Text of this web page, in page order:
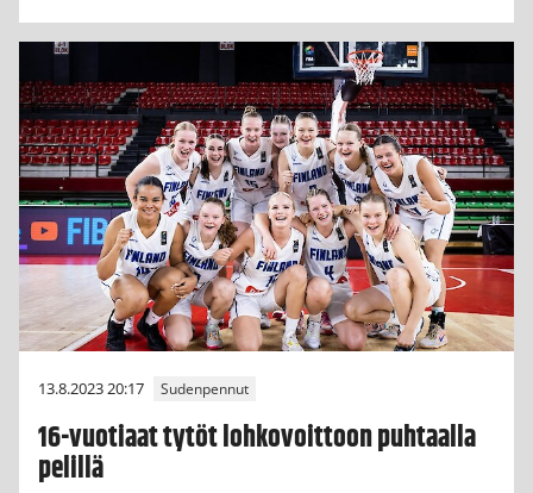
13.8.2023 20:17 Sudenpennut
16-vuotiaat tytöt lohkovoittoon puhtaalla
pelillä